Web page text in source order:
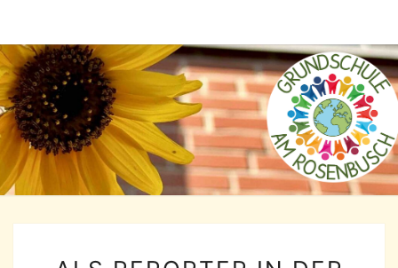
content